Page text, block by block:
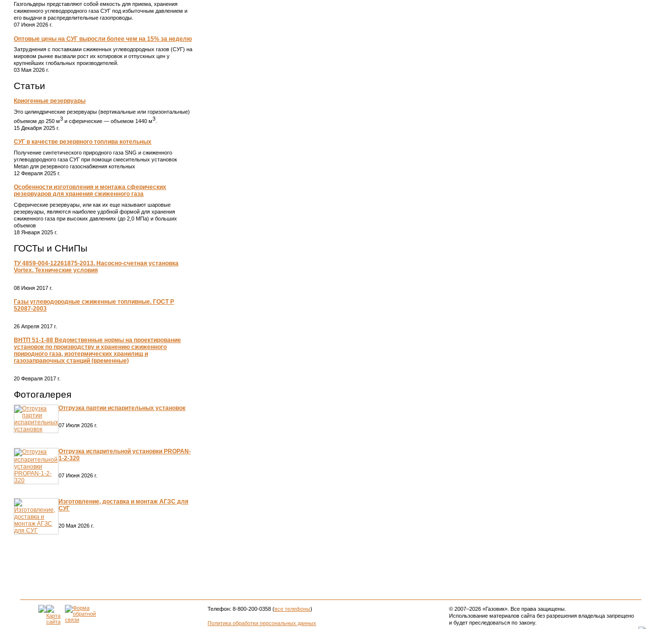
Газгольдеры представляют собой емкость для приема, хранения
сжиженного углеводородного газа СУГ под избыточным давлением и
его выдачи в распределительные газопроводы.
07 Июня 2026 г.
Оптовые цены на СУГ выросли более чем на 15% за неделю
Затруднения с поставками сжиженных углеводородных газов (СУГ) на
мировом рынке вызвали рост их котировок и отпускных цен у
крупнейших глобальных производителей.
03 Мая 2026 г.
Статьи
Криогенные резервуары
Это цилиндрические резервуары (вертикальные или горизонтальные)
объемом до 250 м3 и сферические ― объемом 1440 м3
15 Декабря 2025 г.
СУГ в качестве резервного топлива котельных
Получение синтетического природного газа SNG и сжиженного
углеводородного газа СУГ при помощи смесительных установок
Metan для резервного газоснабжения котельных
12 Февраля 2025 г.
Особенности изготовления и монтажа сферических
резервуаров для хранения сжиженного газа
Сферические резервуары, или как их еще называют шаровые
резервуары, являются наиболее удобной формой для хранения
сжиженного газа при высоких давлениях (до 2,0 МПа) и больших
объемов
18 Января 2025 г.
ГОСТы и СНиПы
ТУ 4859-004-12261875-2013. Насосно-счетная установка
Vortex. Технические условия
08 Июня 2017 г.
Газы углеводородные сжиженные топливные. ГОСТ Р
52087-2003
26 Апреля 2017 г.
ВНТП 51-1-88 Ведомственные нормы на проектирование
установок по производству и хранению сжиженного
природного газа, изотермических хранилищ и
газозаправочных станций (временные)
20 Февраля 2017 г.
Фотогалерея
Отгрузка партии испарительных установок
07 Июля 2026 г.
Отгрузка испарительной установки PROPAN-
1-2-320
07 Июня 2026 г.
Изготовление, доставка и монтаж АГЗС для
СУГ
20 Мая 2026 г.
Телефон: 8-800-200-0358 (все телефоны)
Политика обработки персональных данных
© 2007–2026 «Газовик». Все права защищены.
Использование материалов сайта без разрешения владельца запрещено
и будет преследоваться по закону.